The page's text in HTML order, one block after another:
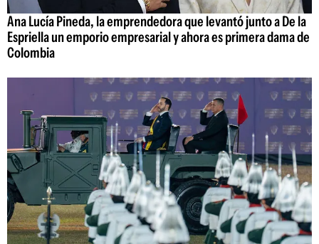
Ana Lucía Pineda, la emprendedora que levantó junto a De la
Espriella un emporio empresarial y ahora es primera dama de
Colombia